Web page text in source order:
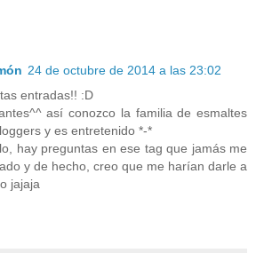
24 de octubre de 2014 a las 23:02
entradas!! :D
así conozco la familia de esmaltes
y es entretenido *-*
hay preguntas en ese tag que jamás me
y de hecho, creo que me harían darle a
jajaja